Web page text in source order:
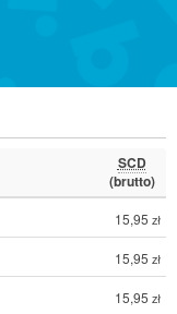
SCD
(brutto)
15,95 zł
15,95 zł
15,95 zł